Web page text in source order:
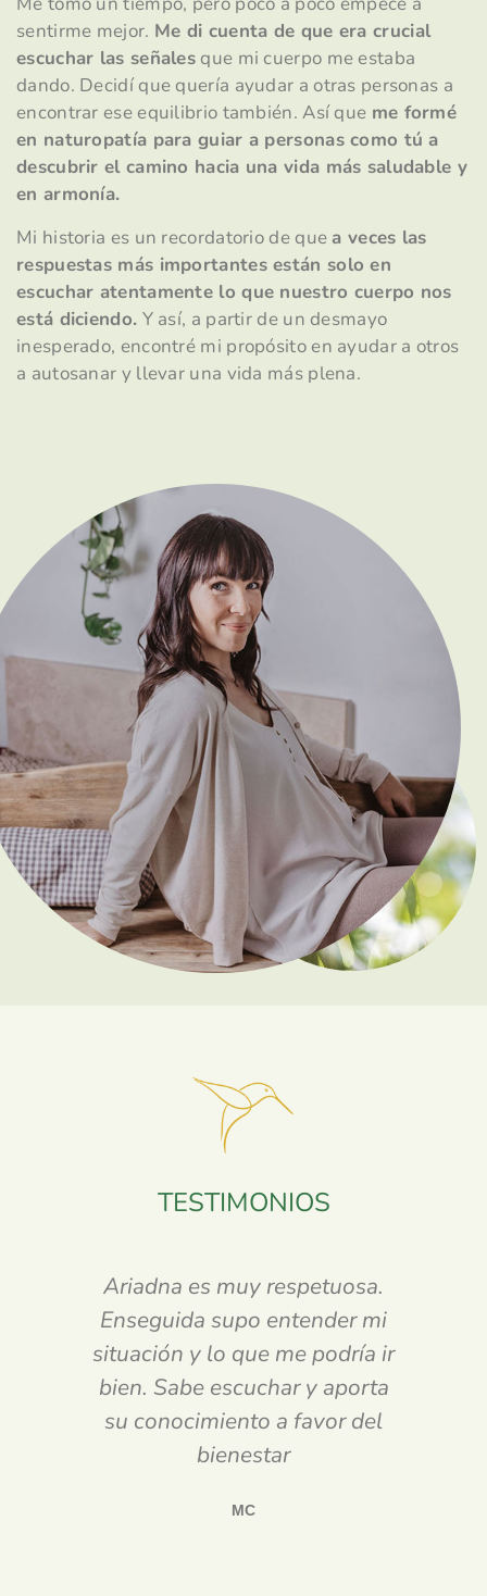
sentirme mejor. Me di cuenta de que era crucial
escuchar las señales que mi cuerpo me estaba
dando. Decidí que quería ayudar a otras personas a
encontrar ese equilibrio también. Así que me formé
en naturopatía para guiar a personas como tú a
descubrir el camino hacia una vida más saludable y
en armonía.
Mi historia es un recordatorio de quea veces las
respuestas más importantes están solo en
escuchar atentamente lo que nuestro cuerpo nos
está diciendo. Y así, a partir de un desmayo
inesperado, encontré mi propósito en ayudar a otros
a autosanar y llevar una vida más plena.
TESTIMONIOS
Ariadna es muy respetuosa.
Enseguida supo entender mi
situación y lo que me podría ir
bien. Sabe escuchar y aporta
su conocimiento a favor del
bienestar
MC